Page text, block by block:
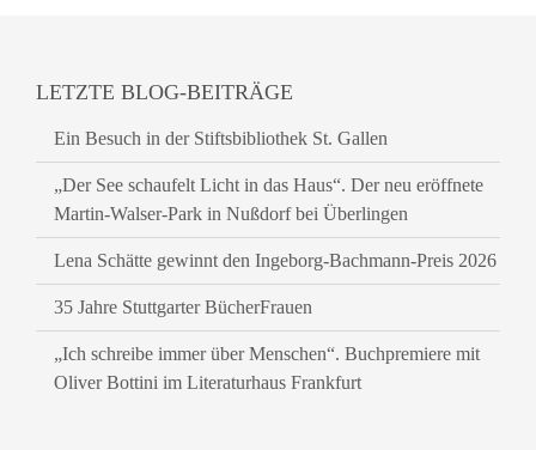
LETZTE BLOG-BEITRÄGE
Ein Besuch in der Stiftsbibliothek St. Gallen
„Der See schaufelt Licht in das Haus“. Der neu eröffnete
Martin-Walser-Park in Nußdorf bei Überlingen
Lena Schätte gewinnt den Ingeborg-Bachmann-Preis 2026
35 Jahre Stuttgarter BücherFrauen
„Ich schreibe immer über Menschen“. Buchpremiere mit
Oliver Bottini im Literaturhaus Frankfurt